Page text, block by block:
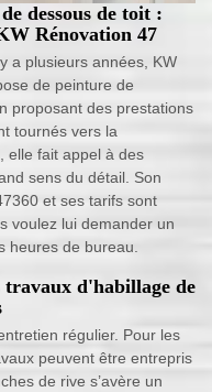
dessous de toit :
Rénovation 47
a plusieurs années, KW
de peinture de
proposant des prestations
tournés vers la
elle fait appel à des
sens du détail. Son
et ses tarifs sont
voulez lui demander un
heures de bureau.
travaux d'habillage de
régulier. Pour les
peuvent être entrepris
de rive s’avère un